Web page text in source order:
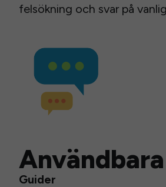
felsökning och svar på
Guider